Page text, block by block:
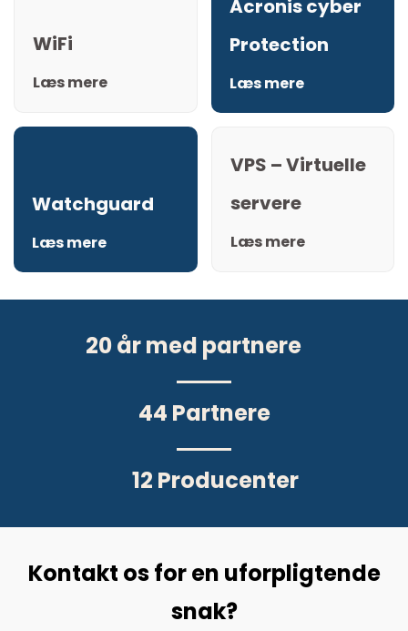
WiFi
Læs mere
Acronis cyber
Protection
Læs mere
Watchguard
Læs mere
VPS – Virtuelle
servere
Læs mere
20år med partnere
44 Partnere
12 Producenter
Kontakt os for en uforpligtende
snak?